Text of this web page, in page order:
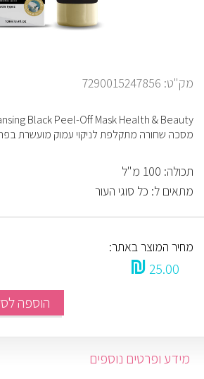
מק"ט: 7290015247856
Black Peel-Off Mask Health & Beauty
מסכה שחורה מתקלפת לניקוי עמוק מועשרת
תכולה: 100 מ"ל
מתאים ל: כל סוגי העור
מחיר המוצר באתר:
25.00
הוספה
מידע ופרטים נוספים